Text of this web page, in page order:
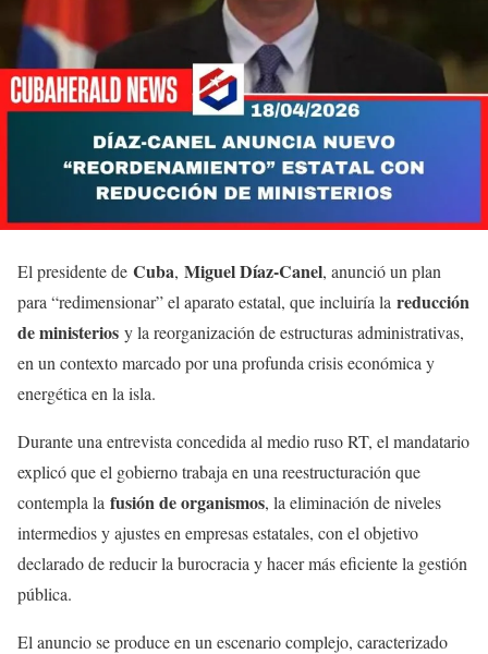
El presidente de Cuba, Miguel Díaz-Canel, anunció un plan
para “redimensionar” el aparato estatal, que incluiría la reducción
de ministerios y la reorganización de estructuras administrativas,
en un contexto marcado por una profunda crisis económica y
energética en la isla.
Durante una entrevista concedida al medio ruso RT, el mandatario
explicó que el gobierno trabaja en una reestructuración que
contempla la fusión de organismos, la eliminación de niveles
intermedios y ajustes en empresas estatales, con el objetivo
declarado de reducir la burocracia y hacer más eficiente la gestión
pública.
El anuncio se produce en un escenario complejo, caracterizado